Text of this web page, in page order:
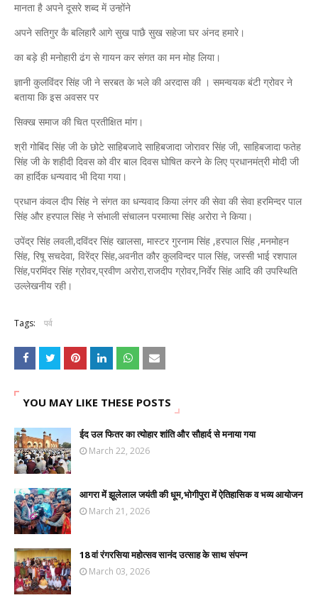
मानता है अपने दूसरे शब्द में उन्होंने
अपने सतिगुर कै बलिहारै आगे सुख पाछै सुख सहेजा घर अंनद हमारे।
का बड़े ही मनोहारी ढंग से गायन कर संगत का मन मोह लिया।
ज्ञानी कुलविंदर सिंह जी ने सरबत के भले की अरदास की । समन्वयक बंटी ग्रोवर ने
बताया कि इस अवसर पर
सिक्ख समाज की चित प्रतीक्षित मांग।
श्री गोबिंद सिंह जी के छोटे साहिबजादे साहिबजादा जोरावर सिंह जी, साहिबजादा फतेह
सिंह जी के शहीदी दिवस को वीर बाल दिवस घोषित करने के लिए प्रधानमंत्री मोदी जी
का हार्दिक धन्यवाद भी दिया गया।
प्रधान कंवल दीप सिंह ने संगत का धन्यवाद किया लंगर की सेवा की सेवा हरमिन्दर पाल
सिंह और हरपाल सिंह ने संभाली संचालन परमात्मा सिंह अरोरा ने किया।
उपेंद्र सिंह लवली,दविंदर सिंह खालसा, मास्टर गुरनाम सिंह ,हरपाल सिंह ,मनमोहन
सिंह, रिषू सचदेवा, विरेंद्र सिंह,अवनीत कौर कुलविन्दर पाल सिंह, जस्सी भाई रशपाल
सिंह,परमिंदर सिंह ग्रोवर,प्रवीण अरोरा,राजदीप ग्रोवर,निर्वेर सिंह आदि की उपस्थिति
उल्लेखनीय रही।
Tags: पर्व
YOU MAY LIKE THESE POSTS
ईद उल फितर का त्योहार शांति और सौहार्द से मनाया गया
March 22, 2026
आगरा में झूलेलाल जयंती की धूम,भोगीपुरा में ऐतिहासिक व भव्य आयोजन
March 21, 2026
18 वां रंगरसिया महोत्सव सानंद उत्साह के साथ संपन्न
March 03, 2026